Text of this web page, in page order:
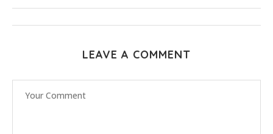
LEAVE A COMMENT